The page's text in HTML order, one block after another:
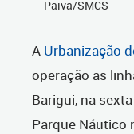
Paiva/SMCS
A Urbanização
operação as
Barigui, na
Parque Náutico